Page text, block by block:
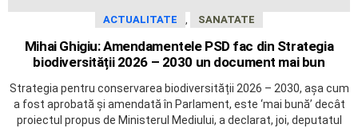
ACTUALITATE SANATATE
Mihai Ghigiu: Amendamentele PSD fac din Strategia
biodiversității 2026 – 2030 un document mai bun
Strategia pentru conservarea biodiversității 2026 – 2030, așa cum
a fost aprobată și amendată în Parlament, este ‘mai bună’ decât
proiectul propus de Ministerul Mediului, a declarat, joi, deputatul